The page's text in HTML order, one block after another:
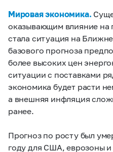
Мировая экономика.
оказывающим влияние на
стала ситуация на
базового прогноза
более высоких цен
ситуации с поставками
экономика будет расти
а внешняя инфляция
ранее.
Прогноз по росту был
году для США, еврозоны